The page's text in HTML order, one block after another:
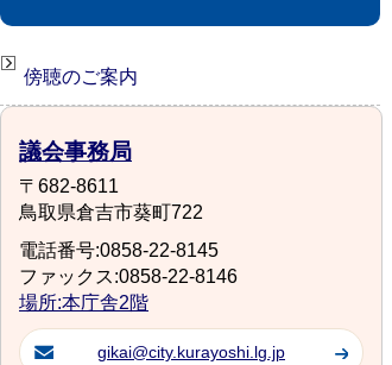
傍聴のご案内
議会事務局
〒682-8611
鳥取県倉吉市葵町722
電話番号:0858-22-8145
ファックス:0858-22-8146
場所:本庁舎2階
gikai@city.kurayoshi.lg.jp